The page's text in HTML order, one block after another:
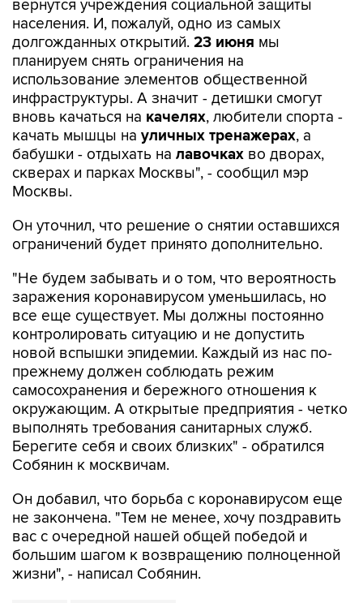
вернутся учреждения социальной защиты
населения. И, пожалуй, одно из самых
долгожданных открытий. 23 июня мы
планируем снять ограничения на
использование элементов общественной
инфраструктуры. А значит - детишки смогут
вновь качаться на качелях, любители спорта -
качать мышцы на уличных тренажерах, а
бабушки - отдыхать на лавочках во дворах,
скверах и парках Москвы", - сообщил мэр
Москвы.
Он уточнил, что решение о снятии оставшихся
ограничений будет принято дополнительно.
"Не будем забывать и о том, что вероятность
заражения коронавирусом уменьшилась, но
все еще существует. Мы должны постоянно
контролировать ситуацию и не допустить
новой вспышки эпидемии. Каждый из нас по-
прежнему должен соблюдать режим
самосохранения и бережного отношения к
окружающим. А открытые предприятия - четко
выполнять требования санитарных служб.
Берегите себя и своих близких" - обратился
Собянин к москвичам.
Он добавил, что борьба с коронавирусом еще
не закончена. "Тем не менее, хочу поздравить
вас с очередной нашей общей победой и
большим шагом к возвращению полноценной
жизни", - написал Собянин.